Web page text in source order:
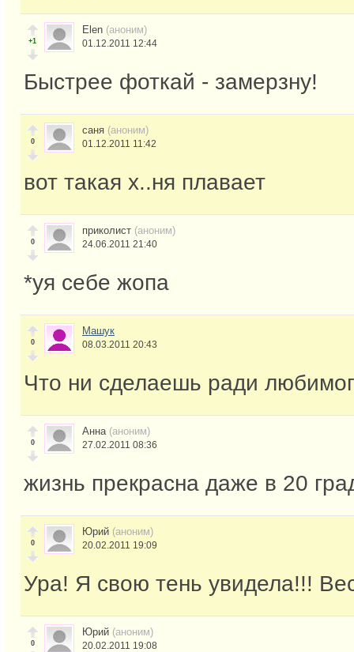
+1
Elen (аноним)
01.12.2011 12:44
Быстрее фоткай - замерзну!
0
саня (аноним)
01.12.2011 11:42
вот такая х..ня плавает
0
приколист (аноним)
24.06.2011 21:40
*уя себе жопа
0
Машук
08.03.2011 20:43
Что ни сделаешь ради
0
Анна (аноним)
27.02.2011 08:36
жизнь прекрасна даже в 20
0
Юрий (аноним)
20.02.2011 19:09
Ура! Я свою тень увидела!!!
0
Юрий (аноним)
20.02.2011 19:08